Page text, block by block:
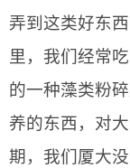
弄到这类好东
里，我们经常
的一种藻类粉
养的东西，对
期，我们厦大